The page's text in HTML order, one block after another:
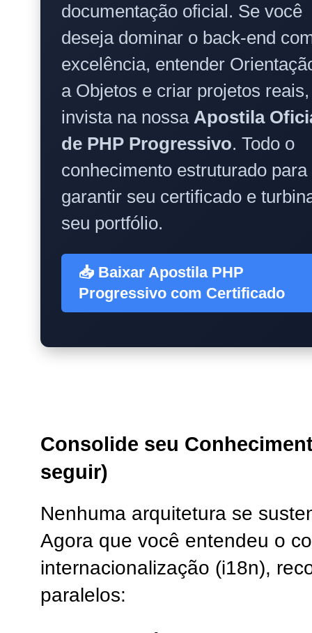
documentação oficial. Se você
deseja dominar o back-end
excelência, entender
a Objetos e criar projetos reais,
invista na nossa Apostila
de PHP Progressivo. Todo o
conhecimento estruturado para
garantir seu certificado e
seu portfólio.
📥 Baixar Apostila PHP
Progressivo com Certificado
Consolide seu
seguir)
Nenhuma arquitetura se
Agora que você entendeu o
internacionalização (i18n),
paralelos: